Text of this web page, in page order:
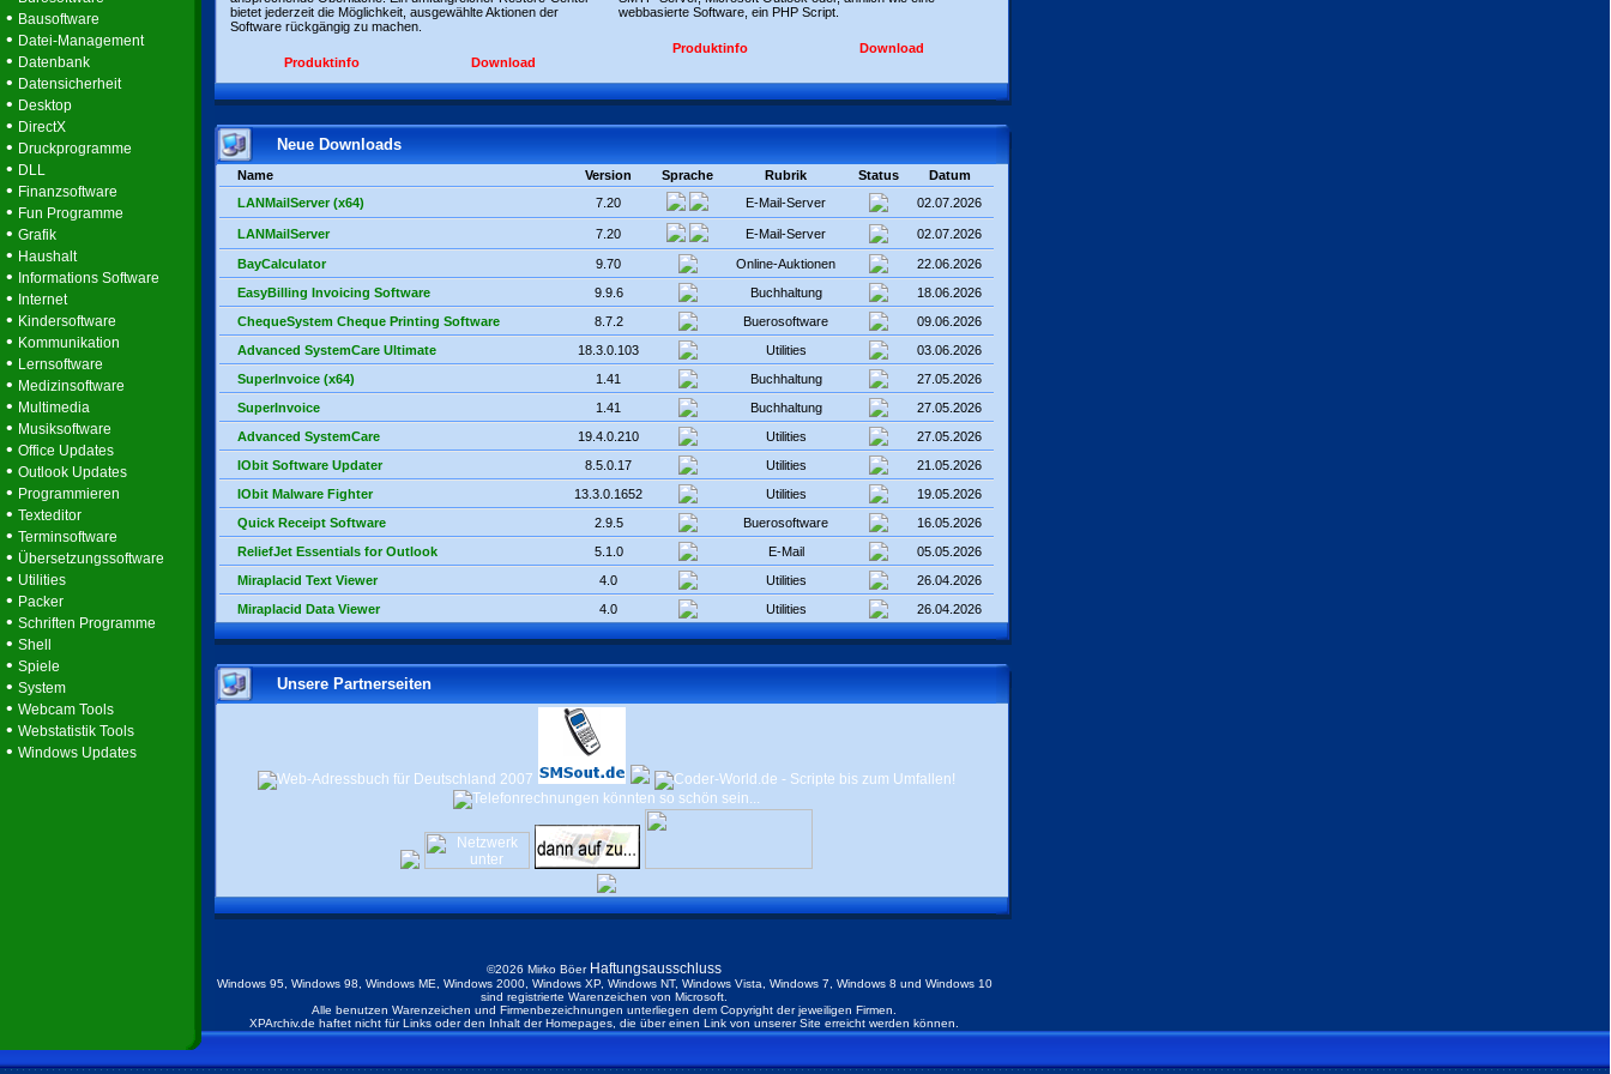
• Bausoftware
• Datei-Management
• Datenbank
• Datensicherheit
• Desktop
• DirectX
• Druckprogramme
• DLL
• Finanzsoftware
• Fun Programme
• Grafik
• Haushalt
• Informations Software
• Internet
• Kindersoftware
• Kommunikation
• Lernsoftware
• Medizinsoftware
• Multimedia
• Musiksoftware
• Office Updates
• Outlook Updates
• Programmieren
• Texteditor
• Terminsoftware
• Übersetzungssoftware
• Utilities
• Packer
• Schriften Programme
• Shell
• Spiele
• System
• Webcam Tools
• Webstatistik Tools
• Windows Updates
bietet jederzeit die Möglichkeit, ausgewählte Aktionen der
Software rückgängig zu machen.
Produktinfo Download
webbasierte Software, ein PHP Script.
Produktinfo Download
Neue Downloads
Name Version Sprache Rubrik Status
Datum
LANMailServer (x64)
7.20 E-Mail-Server 02.07.2026
LANMailServer 7.20 E-Mail-Server 02.07.2026
BayCalculator 9.70 Online-Auktionen
22.06.2026
EasyBilling Invoicing Software
9.9.6 Buchhaltung
18.06.2026
ChequeSystem Cheque Printing Software
8.7.2 Buerosoftware
09.06.2026
Advanced SystemCare Ultimate
18.3.0.103 Utilities
03.06.2026
SuperInvoice (x64)
1.41 Buchhaltung
27.05.2026
SuperInvoice
1.41 Buchhaltung
27.05.2026
Advanced SystemCare
19.4.0.210 Utilities
27.05.2026
IObit Software Updater
8.5.0.17 Utilities
21.05.2026
IObit Malware Fighter
13.3.0.1652 Utilities
19.05.2026
Quick Receipt Software
2.9.5 Buerosoftware
16.05.2026
ReliefJet Essentials for Outlook
5.1.0 E-Mail
05.05.2026
Miraplacid Text Viewer
4.0 Utilities
26.04.2026
Miraplacid Data Viewer
4.0 Utilities 26.04.2026
Unsere Partnerseiten
©2026 Mirko Böer Haftungsausschluss
Windows 95, Windows 98, Windows ME, Windows 2000, Windows XP, Windows NT, Windows Vista, Windows 7, Windows 8 und Windows 10
sind registrierte Warenzeichen von Microsoft.
Alle benutzen Warenzeichen und Firmenbezeichnungen unterliegen dem Copyright der jeweiligen Firmen.
XPArchiv.de haftet nicht für Links oder den Inhalt der Homepages, die über einen Link von unserer Site erreicht werden können.